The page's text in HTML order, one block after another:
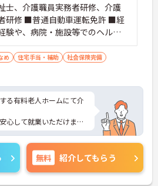
士、介護職員実務者研修、介護
研修 ■普通自動車運転免許 ■経
験や、病院・施設等でのヘルパ
め 住宅手当・補助
社会保険完備
る有料老人ホームにて介
心して就業いただけま
と休みやすい雰囲気づく
対策ポイントなどさらに
、お気軽にご相談くださ
無料 紹介してもらう